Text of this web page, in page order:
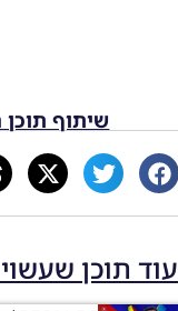
שיתוף
עוד תוכן